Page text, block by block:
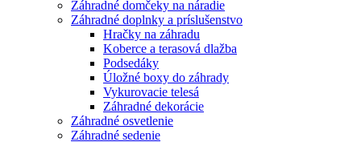
Záhradné domčeky na náradie
Záhradné doplnky a príslušenstvo
Hračky na záhradu
Koberce a terasová dlažba
Podsedáky
Úložné boxy do záhrady
Vykurovacie telesá
Záhradné dekorácie
Záhradné osvetlenie
Záhradné sedenie